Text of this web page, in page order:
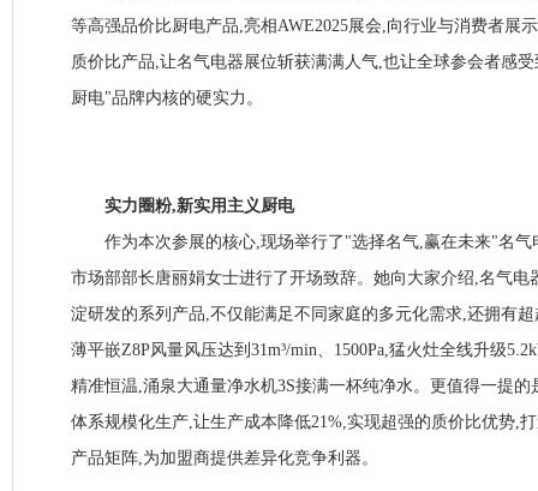
等高强品价比厨电产品,亮相AWE2025展会,向行业与消费者展
质价比产品,让名气电器展位斩获满满人气,也让全球参会者感
厨电"品牌内核的硬实力。
实力圈粉,新实用主义厨电
作为本次参展的核心,现场举行了"选择名气,赢在未来"名气
市场部部长唐丽娟女士进行了开场致辞。她向大家介绍,名气电
淀研发的系列产品,不仅能满足不同家庭的多元化需求,还拥有
薄平嵌Z8P风量风压达到31m³/min、1500Pa,猛火灶全线升级
精准恒温,涌泉大通量净水机3S接满一杯纯净水。更值得一提
体系规模化生产,让生产成本降低21%,实现超强的质价比优势,
产品矩阵,为加盟商提供差异化竞争利器。